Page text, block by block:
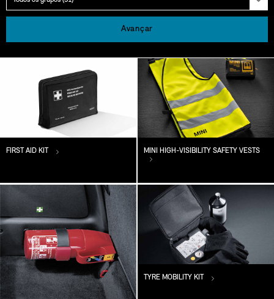
Avançar
FIRST AID KIT MINI HIGH-VISIBILITY SAFETY VESTS
TYRE MOBILITY KIT